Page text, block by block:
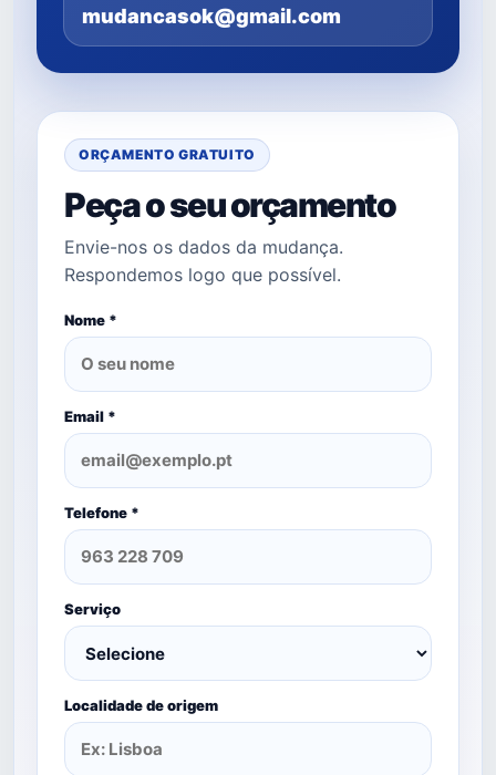
mudancasok@gmail.com
ORÇAMENTO GRATUITO
Peça o seu orçamento
Envie-nos os dados da mudança.
Respondemos logo que possível.
Nome *
Email *
Telefone *
Serviço
Localidade de origem